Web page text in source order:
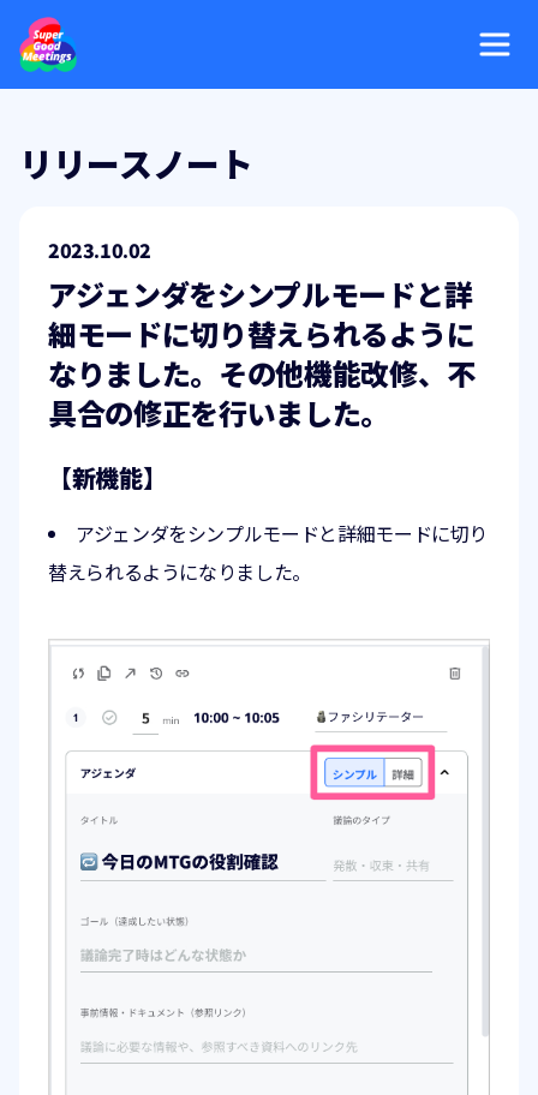
リリースノート
2023.10.02
アジェンダをシンプルモードと詳
細モードに切り替えられるように
なりました。その他機能改修、不
具合の修正を行いました。
【新機能】
アジェンダをシンプルモードと詳細モードに切り
替えられるようになりました。